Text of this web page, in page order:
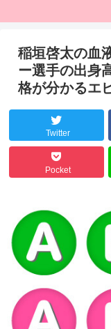
稲垣啓太の血
ー選手の出身
格が分かるエ
Twitter
Pocket